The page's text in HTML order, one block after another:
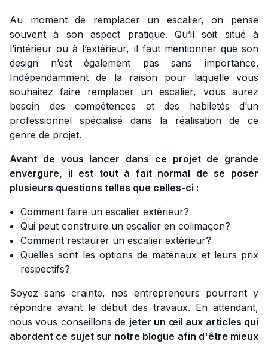
Au moment de remplacer un escalier, on pense
souvent à son aspect pratique. Qu’il soit situé à
l’intérieur ou à l’extérieur, il faut mentionner que son
design n’est également pas sans importance.
Indépendamment de la raison pour laquelle vous
souhaitez faire remplacer un escalier, vous aurez
besoin des compétences et des habiletés d’un
professionnel spécialisé dans la réalisation de ce
genre de projet.
Avant de vous lancer dans ce projet de grande
envergure, il est tout à fait normal de se poser
plusieurs questions telles que celles-ci :
Comment faire un escalier extérieur?
Qui peut construire un escalier en colimaçon?
Comment restaurer un escalier extérieur?
Quelles sont les options de matériaux et leurs prix
respectifs?
Soyez sans crainte, nos entrepreneurs pourront y
répondre avant le début des travaux. En attendant,
nous vous conseillons de jeter un œil aux articles qui
abordent ce sujet sur notre blogue afin d'être mieux